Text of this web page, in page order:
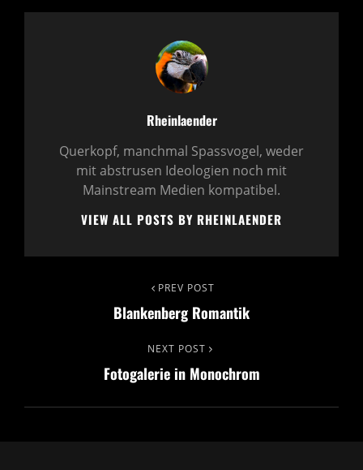
Author:
Rheinlaender
Querkopf, manchmal Spassvogel, weder
mit abstrusen Ideologien noch mit
Mainstream Medien kompatibel.
VIEW ALL POSTS BY RHEINLAENDER
Beitragsnavigation
PREV POST
Blankenberg Romantik
NEXT POST
Fotogalerie in Monochrom